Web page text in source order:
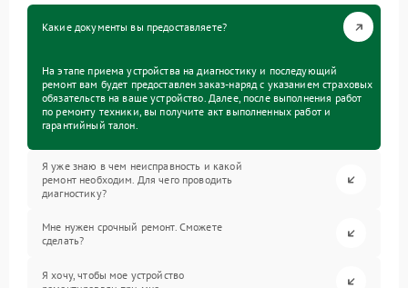
Какие документы вы предоставляете?
На этапе приема устройства на диагностику и последующий
ремонт вам будет предоставлен заказ-наряд с указанием страховых
обязательств на ваше устройство. Далее, после выполнения работ
по ремонту техники, вы получите акт выполненных работ и
гарантийный талон.
Я уже знаю в чем неисправность и какой
ремонт необходим. Для чего проводить
диагностику?
Мне нужен срочный ремонт. Сможете
сделать?
Я хочу, чтобы мое устройство